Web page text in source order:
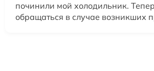
починили мой холодильник.
обращаться в случае возникших